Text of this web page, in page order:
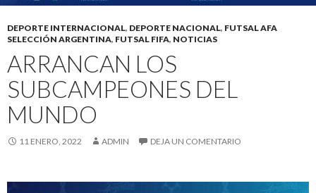
DEPORTE INTERNACIONAL, DEPORTE NACIONAL, FUTSAL AFA
SELECCIÓN ARGENTINA, FUTSAL FIFA, NOTICIAS
ARRANCAN LOS
SUBCAMPEONES DEL
MUNDO
11 ENERO, 2022 ADMIN DEJA UN COMENTARIO